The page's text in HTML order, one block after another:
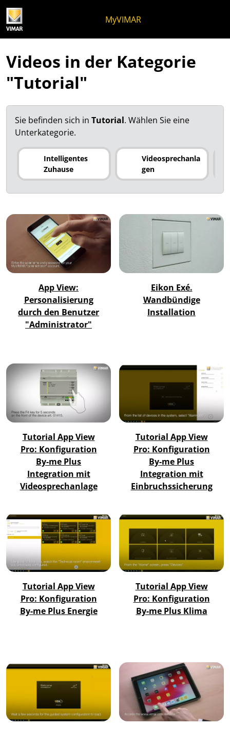
MyVIMAR
Videos in der Kategorie
"Tutorial"
Sie befinden sich in Tutorial. Wählen Sie eine
Unterkategorie.
Intelligentes
Zuhause
Videosprechanla
gen
App View:
Personalisierung
durch den Benutzer
"Administrator"
Eikon Exé.
Wandbündige
Installation
Tutorial App View
Pro: Konfiguration
By-me Plus
Integration mit
Videosprechanlage
Tutorial App View
Pro: Konfiguration
By-me Plus
Integration mit
Einbruchssicherung
Tutorial App View
Pro: Konfiguration
By-me Plus Energie
Tutorial App View
Pro: Konfiguration
By-me Plus Klima